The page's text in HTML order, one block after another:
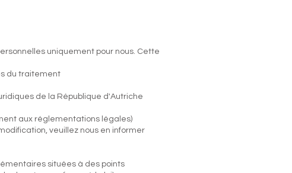
uniquement pour nous. Cette
du traitement
de la République d'Autriche
aux réglementations légales)
veuillez nous en informer
situées à des points